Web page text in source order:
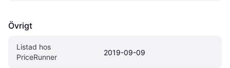
Övrigt
Listad hos
PriceRunner
2019-09-09